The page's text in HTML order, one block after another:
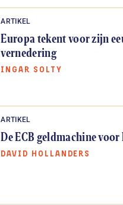
ARTIKEL
Europa tekent voor zijn
vernedering
INGAR SOLTY
ARTIKEL
De ECB geldmachine
DAVID HOLLANDERS